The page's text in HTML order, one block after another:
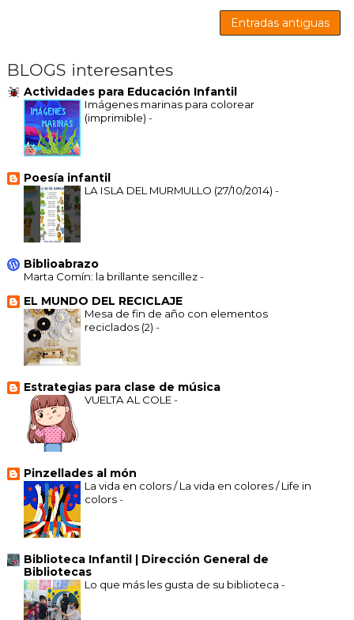
Entradas antiguas
BLOGS interesantes
Actividades para Educación Infantil
Imágenes marinas para colorear
(imprimible) -
Poesía infantil
LA ISLA DEL MURMULLO (27/10/2014) -
Biblioabrazo
Marta Comín: la brillante sencillez-
EL MUNDO DEL RECICLAJE
Mesa de fin de año con elementos
reciclados (2) -
Estrategias para clase de música
VUELTA AL COLE-
Pinzellades al món
La vida en colors / La vida en colores / Life in
colors-
Biblioteca Infantil | Dirección General de
Bibliotecas
Lo que más les gusta de su biblioteca -